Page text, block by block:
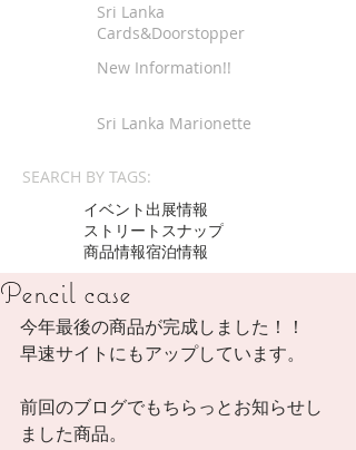
SEARCH BY TAGS:
イベント出展情報
ストリートスナップ
商品情報宿泊情報
Pencil case
今年最後の商品が完成しました！！
早速サイトにもアップしています。
前回のブログでもちらっとお知らせし
ました商品。
Sri Lanka
Cards&Doorstopper
New Information!!
Sri Lanka Marionette